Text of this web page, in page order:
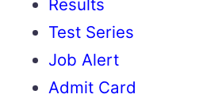
Results
Test Series
Job Alert
Admit Card